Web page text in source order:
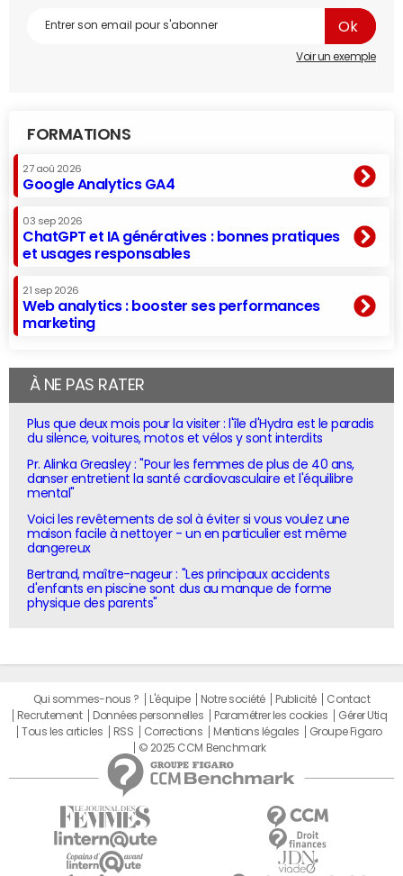
Voir un exemple
FORMATIONS
27 aoû 2026
Google Analytics GA4
03 sep 2026
ChatGPT et IA génératives : bonnes pratiques
et usages responsables
21 sep 2026
Web analytics : booster ses performances
marketing
À NE PAS RATER
Plus que deux mois pour la visiter : l'île d'Hydra est le paradis
du silence, voitures, motos et vélos y sont interdits
Pr. Alinka Greasley : "Pour les femmes de plus de 40 ans,
danser entretient la santé cardiovasculaire et l'équilibre
mental"
Voici les revêtements de sol à éviter si vous voulez une
maison facile à nettoyer - un en particulier est même
dangereux
Bertrand, maître-nageur : "Les principaux accidents
d'enfants en piscine sont dus au manque de forme
physique des parents"
Qui sommes-nous ? L'équipe Notre société Publicité
Contact
Recrutement
Données personnelles Paramétrer les cookies
Gérer Utiq
Tous les articles
RSS Corrections Mentions légales
Groupe Figaro
© 2025 CCM Benchmark